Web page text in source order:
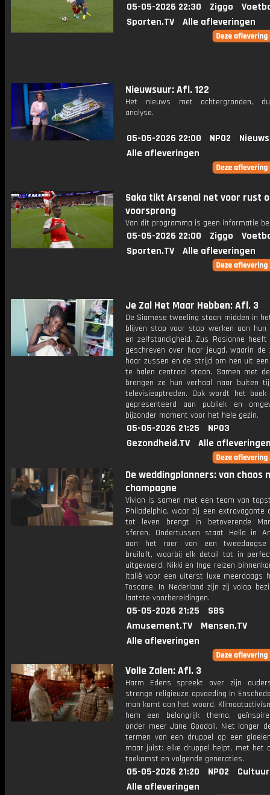
05-05-2026 22:30 Ziggo
Sporten.TV
Alle afleveringen
Nieuwsuur: Afl. 122
Het nieuws met achtergronden,
analyse.
05-05-2026 22:00 NPO2
Alle afleveringen
Saka tikt Arsenal net voor rust
voorsprong
Van dit programma is geen informatie
05-05-2026 22:00 Ziggo
Sporten.TV
Alle afleveringen
Je Zal Het Maar Hebben: Afl. 3
De Siamese tweeling staan midden in
blijven stap voor stap werken aan hun
en zelfstandigheid. Zus Rosianne heeft
geschreven over haar jeugd, waarin de
haar zussen en de strijd om hen uit
te halen centraal staan. Samen met
brengen ze hun verhaal naar buiten
televisieoptreden. Ook wordt het
gepresenteerd aan publiek en
bijzonder moment voor het hele gezin.
05-05-2026 21:25
NPO3
Gezondheid.TV
Alle
De weddingplanners: van chaos
champagne
Vivian is samen met een team van
Philadelphia, waar zij een extravagante
tot leven brengt in betoverende
sferen. Ondertussen staat Hella in
aan het roer van een tweedaagse
bruiloft, waarbij elk detail tot in
uitgevoerd. Nikki en Inge reizen
Italië voor een uiterst luxe meerdaags
Toscane. In Nederland zijn zij volop
laatste voorbereidingen.
05-05-2026 21:25
SBS
Amusement.TV
Mensen.TV
Alle afleveringen
Volle Zalen: Afl. 3
Harm Edens spreekt over zijn
strenge religieuze opvoeding in
man komt aan het woord.
hem een belangrijk thema,
onder meer Jane Goodall. Niet langer
termen van een druppel op een
maar juist: elke druppel helpt, met het
toekomst en volgende generaties.
05-05-2026 21:20 NPO2
Alle afleveringen